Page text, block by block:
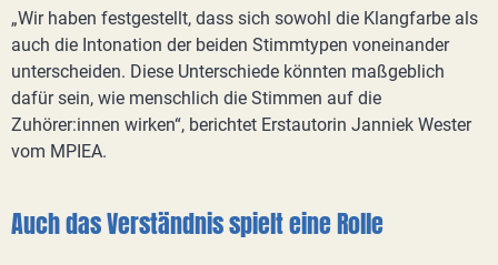
„Wir haben festgestellt, dass sich sowohl die Klangfarbe als
auch die Intonation der beiden Stimmtypen voneinander
unterscheiden. Diese Unterschiede könnten maßgeblich
dafür sein, wie menschlich die Stimmen auf die
Zuhörer:innen wirken“, berichtet Erstautorin Janniek Wester
vom MPIEA.
Auch das Verständnis spielt eine Rolle